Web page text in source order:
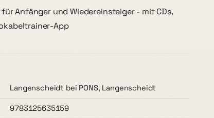
Anfänger und Wiedereinsteiger - mit CDs,
App
Langenscheidt bei PONS, Langenscheidt
9783125635159